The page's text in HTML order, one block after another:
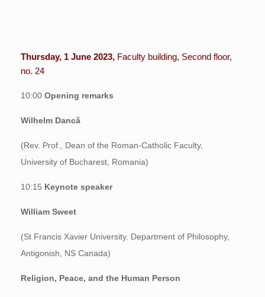
Thursday, 1 June 2023, Faculty building, Second floor,
no. 24
10:00 Opening remarks
Wilhelm Dancă
(Rev. Prof., Dean of the Roman-Catholic Faculty,
University of Bucharest, Romania)
10:15 Keynote speaker
William Sweet
(St Francis Xavier University. Department of Philosophy,
Antigonish, NS Canada)
Religion, Peace, and the Human Person